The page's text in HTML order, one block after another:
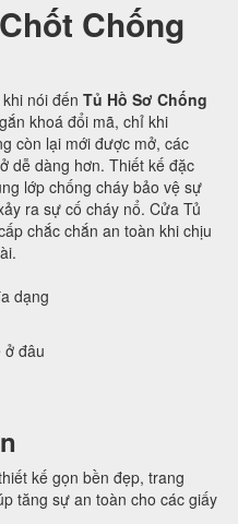
Chống
nói đến Tủ Hồ Sơ Chống
khoá đổi mã, chỉ khi
còn lại mới được mở, các
dễ dàng hơn. Thiết kế đặc
lớp chống cháy bảo vệ sự
ra sự cố cháy nổ. Cửa Tủ
chắc chắn an toàn khi chịu
kế gọn bền đẹp, trang
tăng sự an toàn cho các giấy